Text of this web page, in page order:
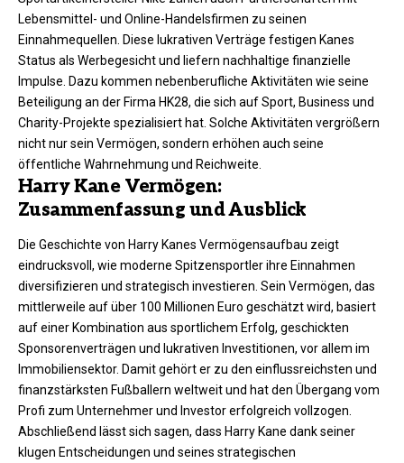
Lebensmittel- und Online-Handelsfirmen zu seinen
Einnahmequellen. Diese lukrativen Verträge festigen Kanes
Status als Werbegesicht und liefern nachhaltige finanzielle
Impulse. Dazu kommen nebenberufliche Aktivitäten wie seine
Beteiligung an der Firma HK28, die sich auf Sport, Business und
Charity-Projekte spezialisiert hat. Solche Aktivitäten vergrößern
nicht nur sein Vermögen, sondern erhöhen auch seine
öffentliche Wahrnehmung und Reichweite.
Harry Kane Vermögen:
Zusammenfassung und Ausblick
Die Geschichte von Harry Kanes Vermögensaufbau zeigt
eindrucksvoll, wie moderne Spitzensportler ihre Einnahmen
diversifizieren und strategisch investieren. Sein Vermögen, das
mittlerweile auf über 100 Millionen Euro geschätzt wird, basiert
auf einer Kombination aus sportlichem Erfolg, geschickten
Sponsorenverträgen und lukrativen Investitionen, vor allem im
Immobiliensektor. Damit gehört er zu den einflussreichsten und
finanzstärksten Fußballern weltweit und hat den Übergang vom
Profi zum Unternehmer und Investor erfolgreich vollzogen.
Abschließend lässt sich sagen, dass Harry Kane dank seiner
klugen Entscheidungen und seines strategischen